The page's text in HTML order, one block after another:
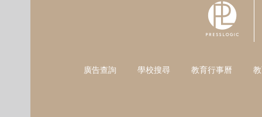
廣告查詢 學校搜尋 教育行事曆